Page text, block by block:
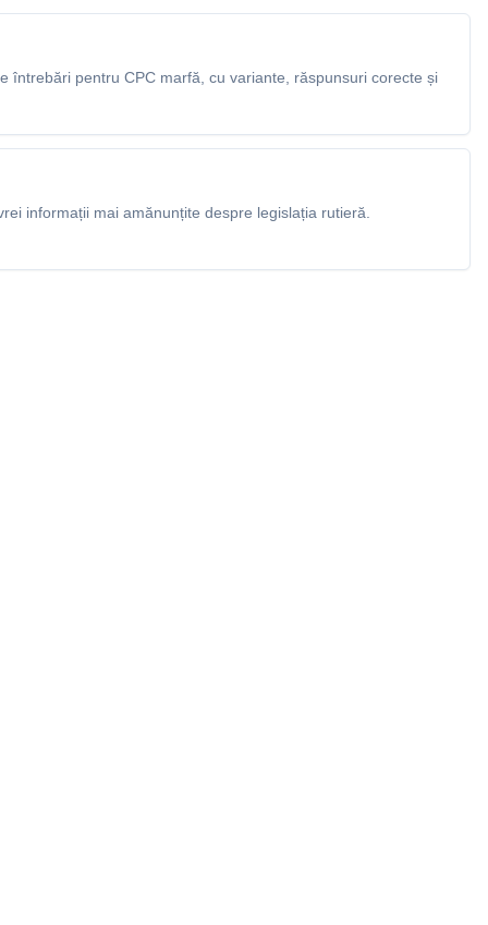
întrebări pentru CPC marfă, cu variante, răspunsuri corecte și
informații mai amănunțite despre legislația rutieră.